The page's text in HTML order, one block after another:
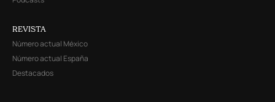
REVISTA
Número actual México
Número actual España
Destacados